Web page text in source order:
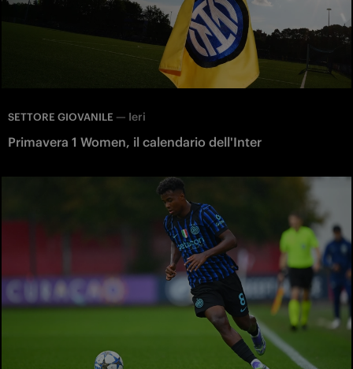
SETTORE GIOVANILE — Ieri
Primavera 1 Women, il calendario dell'Inter